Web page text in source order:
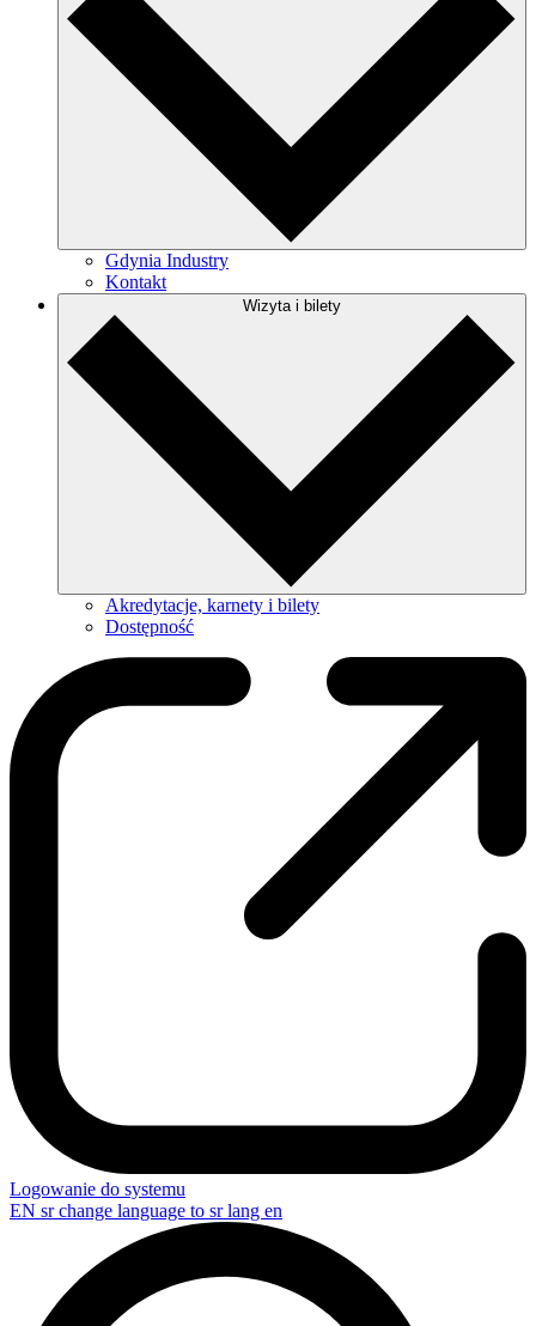
Gdynia Industry
Kontakt
Wizyta i bilety
Akredytacje, karnety i bilety
Dostępność
Logowanie do systemu
EN sr change language to sr lang en